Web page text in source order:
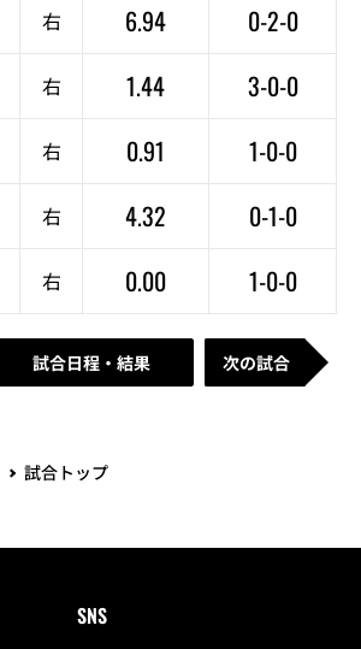
右 6.94 0-2-0
右 1.44 3-0-0
右 0.91 1-0-0
右 4.32 0-1-0
右 0.00 1-0-0
試合日程・結果 次の試合
試合トップ
SNS